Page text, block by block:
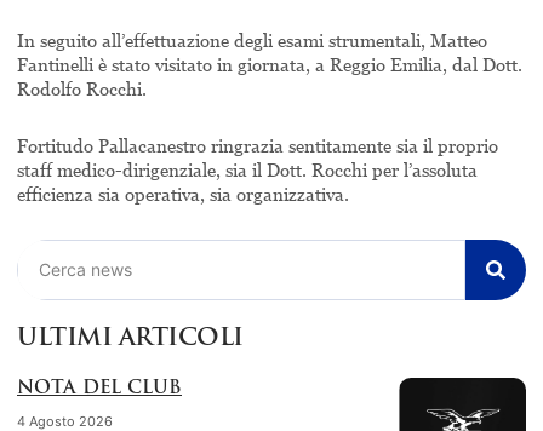
In seguito all’effettuazione degli esami strumentali, Matteo
Fantinelli è stato visitato in giornata, a Reggio Emilia, dal Dott.
Rodolfo Rocchi.
Fortitudo Pallacanestro ringrazia sentitamente sia il proprio
staff medico-dirigenziale, sia il Dott. Rocchi per l’assoluta
efficienza sia operativa, sia organizzativa.
ULTIMI ARTICOLI
NOTA DEL CLUB
4 Agosto 2026